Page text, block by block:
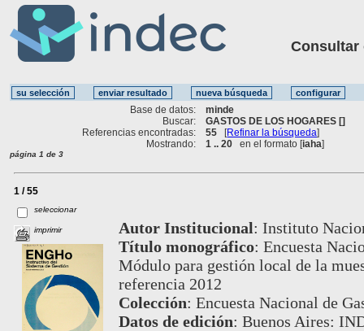
Consultar
Base de datos:
minde
Buscar:
GASTOS DE LOS HOGARES []
Referencias encontradas:
55 [Refinar la búsqueda]
Mostrando:
1 .. 20 en el formato [iaha]
página 1 de 3
1 / 55
seleccionar
imprimir Autor Institucional: Instituto
Título monográfico: Encuesta
Módulo para gestión local de la
referencia 2012
Colección: Encuesta Nacional de
Datos de edición: Buenos Aires: